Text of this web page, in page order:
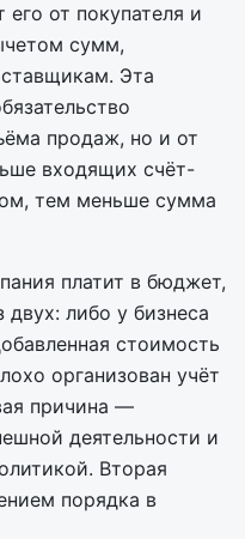
его от покупателя и
сумм,
Эта
продаж, но и от
входящих счёт-
тем меньше сумма
платит в бюджет,
либо у бизнеса
стоимость
организован учёт
причина —
деятельности и
Вторая
порядка в